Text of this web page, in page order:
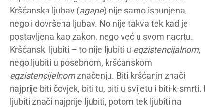
Kršćanska ljubav (agape) nije samo ispunjena,
nego i dovršena ljubav. No nije takva tek kad je
postavljena kao zakon, nego već u svom nacrtu.
Kršćanski ljubiti – to nije ljubiti u egzistencijalnom,
nego ljubiti u posebnom, kršćanskom
egzistencijelnomznačenju. Biti kršćanin znači
najprije biti čovjek, biti tu, biti u svijetu i biti-k-smrti. I
ljubiti znači najprije ljubiti, potom tek ljubiti na